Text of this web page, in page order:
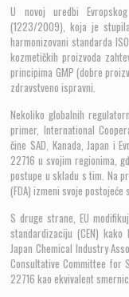
harmonizovani standarda
kozmetičkih proizvoda
principima GMP (dobre
zdravstveno ispravni.
Nekoliko globalnih
primer, International
čine SAD, Kanada, Japan i
22716 u svojim regionima,
postupe u skladu s tim. Na
(FDA) izmeni svoje postojeće
S druge strane, EU
standardizaciju (CEN) kako
Japan Chemical Industry
Consultative Committee for
22716 kao ekvivalent
Svaka od ovih regija
kozmetičke proizvode koji
U novoj uredbi
(1223/2009), koja je
harmonizovani standarda
kozmetičkih proizvoda
principima GMP (dobre
zdravstveno ispravni.
Nekoliko globalnih
primer, International
čine SAD, Kanada, Japan i
22716 u svojim regionima,
postupe u skladu s tim. Na
(FDA) izmeni svoje postojeće
S druge strane, EU
standardizaciju (CEN)
Japan Chemical Industry
Consultative Committee for
22716 kao ekvivalent